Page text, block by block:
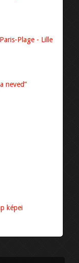
Plage - Lille
neved”
képei